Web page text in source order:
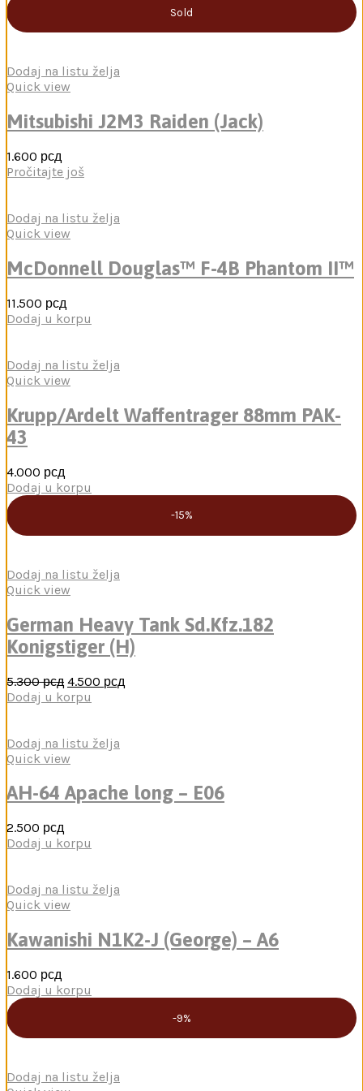
Sold
Dodaj na listu želja
Quick view
Mitsubishi J2M3 Raiden (Jack)
1.600 рсд
Pročitajte još
Dodaj na listu želja
Quick view
McDonnell Douglas™ F-4B Phantom II™
11.500 рсд
Dodaj u korpu
Dodaj na listu želja
Quick view
Krupp/Ardelt Waffentrager 88mm PAK-
43
4.000 рсд
Dodaj u korpu
-15%
Dodaj na listu želja
Quick view
German Heavy Tank Sd.Kfz.182
Konigstiger (H)
5.300рсд Оригинална
цена
5.300 рсд.
4.500 рсд
Dodaj u korpu
Dodaj na listu želja
Quick view
AH-64 Apache long – E06
2.500 рсд
Dodaj u korpu
Dodaj na listu želja
Quick view
Kawanishi N1K2-J (George) – A6
1.600 рсд
Dodaj u korpu
-9%
Dodaj na listu želja